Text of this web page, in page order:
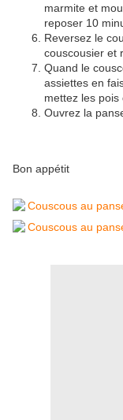
marmite et
reposer 10
Reversez le
couscousier et
Quand le
assiettes en
mettez les
Ouvrez la
Bon appétit